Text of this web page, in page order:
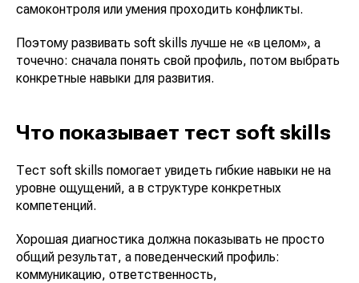
самоконтроля или умения проходить конфликты.
Поэтому развивать soft skills лучше не «в целом», а
точечно: сначала понять свой профиль, потом выбрать
конкретные навыки для развития.
Что показывает тест soft skills
Тест soft skills помогает увидеть гибкие навыки не на
уровне ощущений, а в структуре конкретных
компетенций.
Хорошая диагностика должна показывать не просто
общий результат, а поведенческий профиль:
коммуникацию, ответственность,